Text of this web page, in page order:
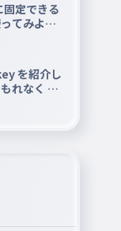
定できる
てみよう
を紹介し
れなく A
円分を